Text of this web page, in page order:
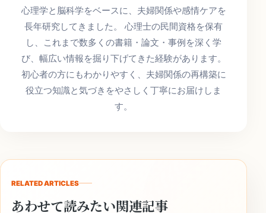
心理学と脳科学をベースに、夫婦関係や感情ケアを
長年研究してきました。 心理士の民間資格を保有
し、これまで数多くの書籍・論文・事例を深く学
び、幅広い情報を掘り下げてきた経験があります。
初心者の方にもわかりやすく、夫婦関係の再構築に
役立つ知識と気づきをやさしく丁寧にお届けしま
す。
RELATED ARTICLES
あわせて読みたい関連記事